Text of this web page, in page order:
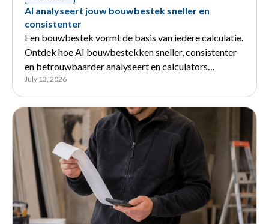
AI analyseert jouw bouwbestek sneller en
consistenter
Een bouwbestek vormt de basis van iedere calculatie.
Ontdek hoe AI bouwbestekken sneller, consistenter
en betrouwbaarder analyseert en calculators
ondersteunt.
July 13, 2026